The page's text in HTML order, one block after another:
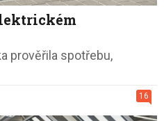
prověřila spotřebu,
16